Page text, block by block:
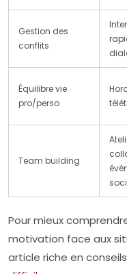
Gestion des
conflits
Équilibre vie
pro/perso
Team building
Pour mieux
motivation face aux
article riche en